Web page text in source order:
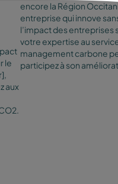
le
aux
encore la Région
entreprise qui innove
l’impact des entreprises
votre expertise au
management carbone
participez à son